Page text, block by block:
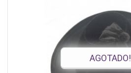
AGOTADO!